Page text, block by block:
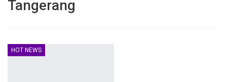
Tangerang
HOT NEWS